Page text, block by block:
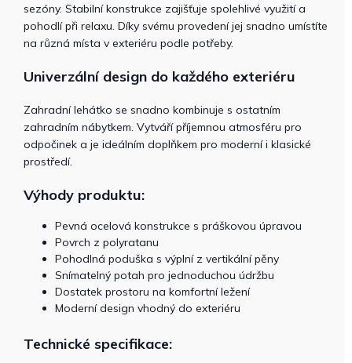
sezóny. Stabilní konstrukce zajišťuje spolehlivé využití a
pohodlí při relaxu. Díky svému provedení jej snadno umístíte
na různá místa v exteriéru podle potřeby.
Univerzální design do každého exteriéru
Zahradní lehátko se snadno kombinuje s ostatním
zahradním nábytkem. Vytváří příjemnou atmosféru pro
odpočinek a je ideálním doplňkem pro moderní i klasické
prostředí.
Výhody produktu:
Pevná ocelová konstrukce s práškovou úpravou
Povrch z polyratanu
Pohodlná poduška s výplní z vertikální pěny
Snímatelný potah pro jednoduchou údržbu
Dostatek prostoru na komfortní ležení
Moderní design vhodný do exteriéru
Technické specifikace: